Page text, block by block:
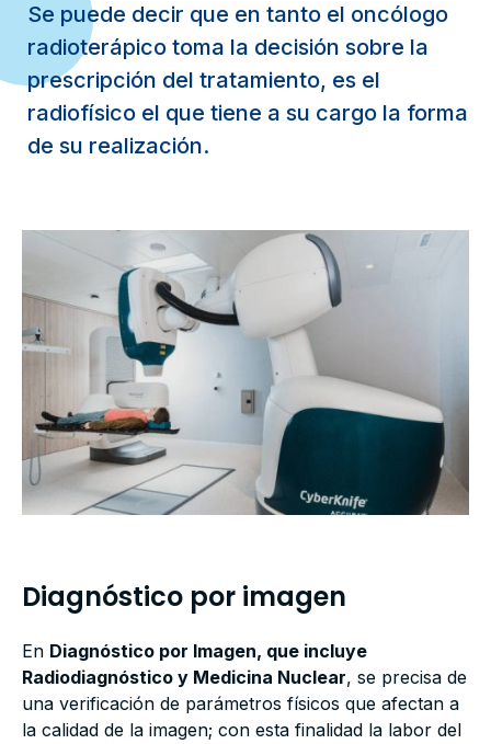
Se puede decir que en tanto el oncólogo
radioterápico toma la decisión sobre la
prescripción del tratamiento, es el
radiofísico el que tiene a su cargo la forma
de su realización.
Diagnóstico por imagen
En Diagnóstico por Imagen, que incluye
Radiodiagnóstico y Medicina Nuclear, se precisa de
una verificación de parámetros físicos que afectan a
la calidad de la imagen; con esta finalidad la labor del